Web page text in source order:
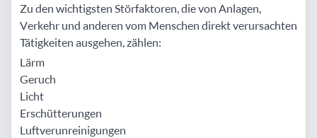
Zu den wichtigsten Störfaktoren, die von Anlagen,
Verkehr und anderen vom Menschen direkt verursachten
Tätigkeiten ausgehen, zählen:
Lärm
Geruch
Licht
Erschütterungen
Luftverunreinigungen